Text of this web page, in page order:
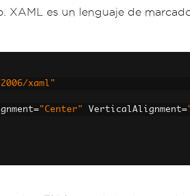
XAML es un lenguaje de
xaml"
="Center" VerticalAlignment=